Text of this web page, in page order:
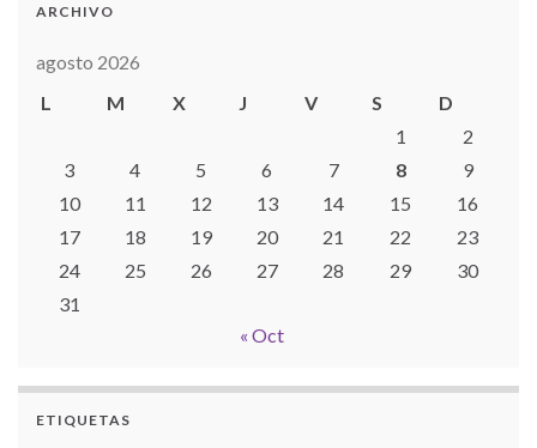
ARCHIVO
agosto 2026
L
M X J V S
D
1
2
3
4 5 6 7 8
9
10
11 12 13 14 15
16
17
18 19 20 21 22
23
24
25 26 27 28 29
30
31
« Oct
ETIQUETAS